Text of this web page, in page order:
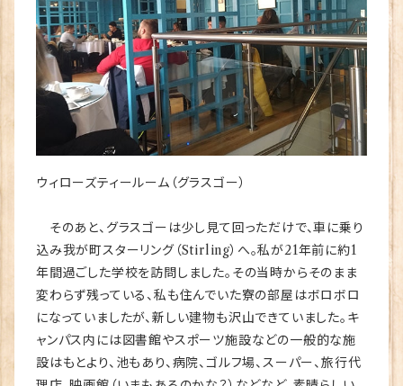
ウィローズティールーム（グラスゴー）
そのあと、グラスゴーは少し見て回っただけで、車に乗り
込み我が町スターリング（Stirling）へ。私が21年前に約1
年間過ごした学校を訪問しました。その当時からそのまま
変わらず残っている、私も住んでいた寮の部屋はボロボロ
になっていましたが、新しい建物も沢山できていました。キ
ャンパス内には図書館やスポーツ施設などの一般的な施
設はもとより、池もあり、病院、ゴルフ場、スーパー、旅行代